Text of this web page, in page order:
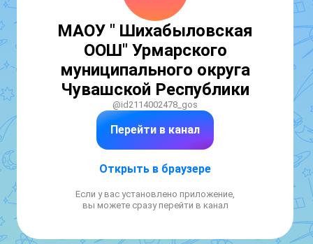
МАОУ " Шихабыловская
ООШ" Урмарского
муниципального округа
Чувашской Республики
@id2114002478_gos
Перейти в канал
Открыть в браузере
Если у вас установлено приложение,
вы можете сразу перейти в канал